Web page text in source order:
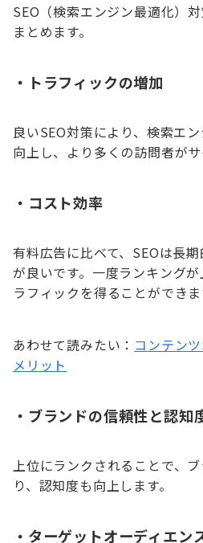
SEO（検索エンジン最適化）
まとめます。
・ トラフィックの増加
良いSEO対策により、検索エ
向上し、より多くの訪問者がサ
・ コスト効率
有料広告に比べて、SEOは長
が良いです。一度ランキング
ラフィックを得ることができま
あわせて読みたい： コンテン
メリット
・ ブランドの信頼性と認知
上位にランクされることで、
り、認知度も向上します。
・ ターゲットオーディエン